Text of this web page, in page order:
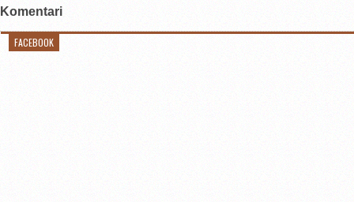
Komentari
FACEBOOK